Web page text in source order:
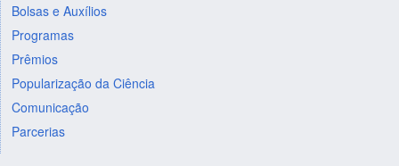
Bolsas e Auxílios
Programas
Prêmios
Popularização da Ciência
Comunicação
Parcerias